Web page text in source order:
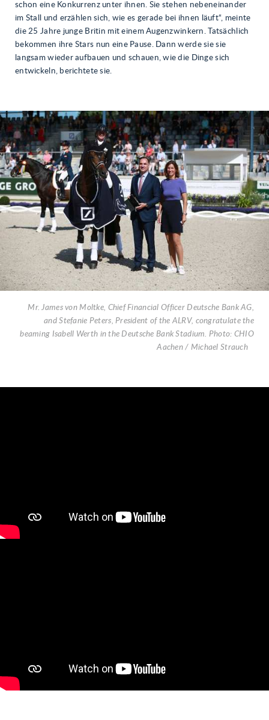
schon eine Konkurrenz unter ihnen. Sie stehen nebeneinander
im Stall und erzählen sich, wie es gerade bei ihnen läuft“, meinte
die 25 Jahre junge Britin mit einem Augenzwinkern. Tatsächlich
bekommen ihre Stars nun eine Pause. Dann werde sie sie
langsam wieder aufbauen und schauen, wie die Dinge sich
entwickeln, berichtete sie.
Mr. James von Moltke, Chief Financial Officer Deutsche Bank AG,
and Stefanie Peters, President of the ALRV, congratulate the
beaming Isabell Werth in the Deutsche Bank Stadium. Photo: CHIO
Aachen / Michael Strauch